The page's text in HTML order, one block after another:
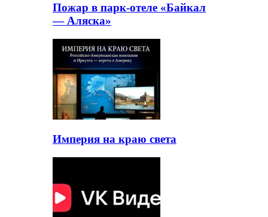
Пожар в парк-отеле «Байкал
— Аляска»
Империя на краю света